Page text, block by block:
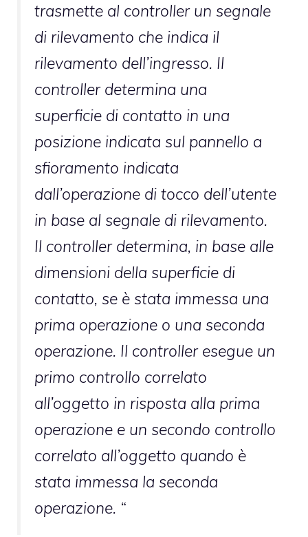
trasmette al controller un segnale
di rilevamento che indica il
rilevamento dell’ingresso. Il
controller determina una
superficie di contatto in una
posizione indicata sul pannello a
sfioramento indicata
dall’operazione di tocco dell’utente
in base al segnale di rilevamento.
Il controller determina, in base alle
dimensioni della superficie di
contatto, se è stata immessa una
prima operazione o una seconda
operazione. Il controller esegue un
primo controllo correlato
all’oggetto in risposta alla prima
operazione e un secondo controllo
correlato all’oggetto quando è
stata immessa la seconda
operazione. “